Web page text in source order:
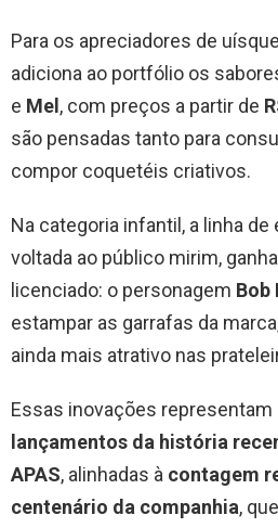
Para os apreciadores de
adiciona ao portfólio os
e Mel , com preços a partir de
são pensadas tanto para
compor coquetéis criativos.
Na categoria infantil, a linha
voltada ao público mirim,
licenciado: o personagem Bob
estampar as garrafas da
ainda mais atrativo nas
Essas inovações representam
lançamentos da história
APAS, alinhadas à contagem
centenário da companhia,